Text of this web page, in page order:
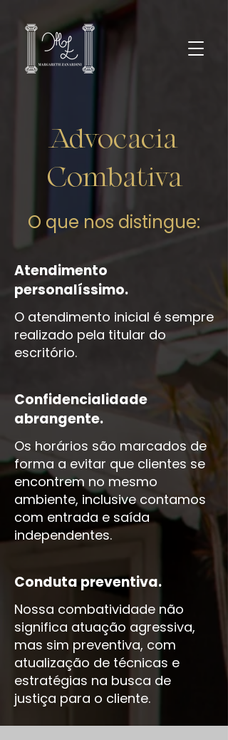
Advocacia
Combativa
O que nos distingue:
Atendimento
personalíssimo.
O atendimento inicial é sempre
realizado pela titular do
escritório.
Confidencialidade
abrangente.
Os horários são marcados de
forma a evitar que clientes se
encontrem no mesmo
ambiente, inclusive contamos
com entrada e saída
independentes.
Conduta preventiva.
Nossa combatividade não
significa atuação agressiva,
mas sim preventiva, com
atualização de técnicas e
estratégias na busca de
justiça para o cliente.